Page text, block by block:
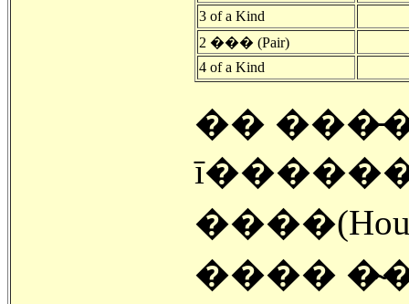
3 of a Kind
2 ��� (Pair)
4 of a Kind
��
����